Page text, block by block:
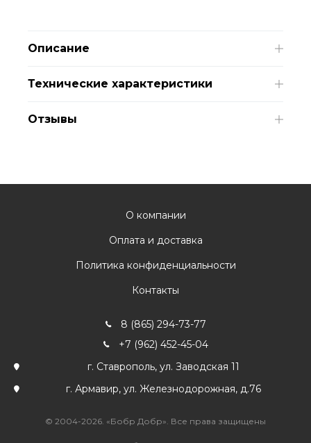
Описание
Технические характеристики
Отзывы
О компании
Оплата и доставка
Политика конфиденциальности
Контакты
8 (865) 294-73-77
+7 (962) 452-45-04
г. Ставрополь, ул. Заводская 11
г. Армавир, ул. Железнодорожная, д.76
© 2004-2026. «Бобр Добр». Все права защищены